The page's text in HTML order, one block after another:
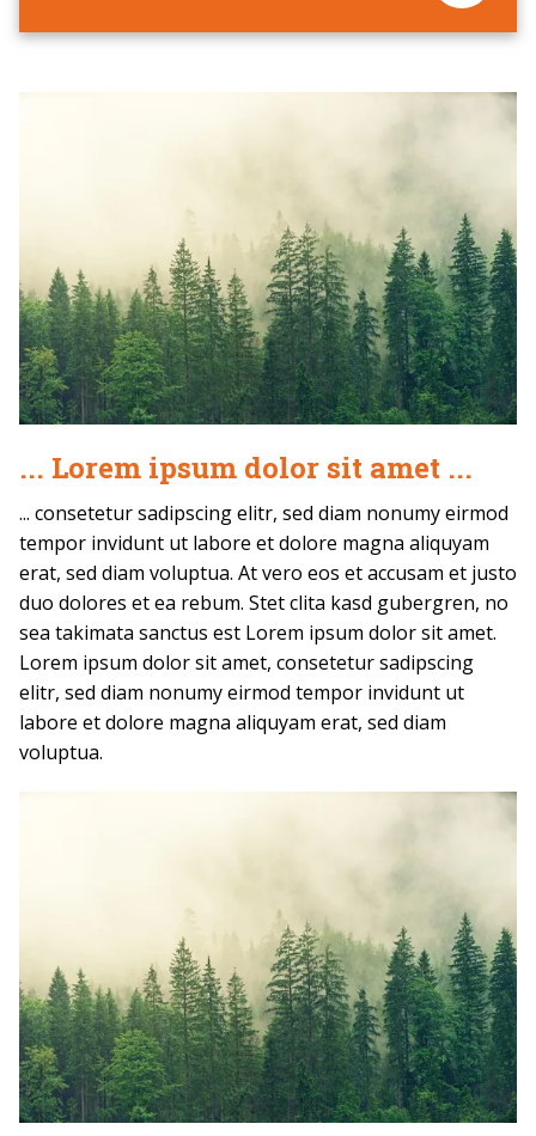
... Lorem ipsum dolor sit amet ...
... consetetur sadipscing elitr, sed diam nonumy eirmod
tempor invidunt ut labore et dolore magna aliquyam
erat, sed diam voluptua. At vero eos et accusam et justo
duo dolores et ea rebum. Stet clita kasd gubergren, no
sea takimata sanctus est Lorem ipsum dolor sit amet.
Lorem ipsum dolor sit amet, consetetur sadipscing
elitr, sed diam nonumy eirmod tempor invidunt ut
labore et dolore magna aliquyam erat, sed diam
voluptua.